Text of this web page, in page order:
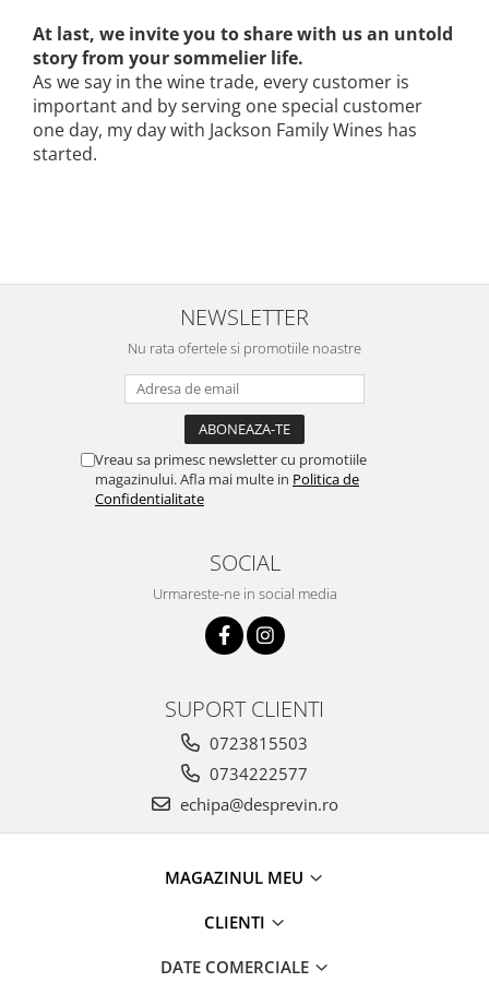
At last, we invite you to share with us an untold
story from your sommelier life.
As we say in the wine trade, every customer is
important and by serving one special customer
one day, my day with Jackson Family Wines has
started.
NEWSLETTER
Nu rata ofertele si promotiile noastre
Vreau sa primesc newsletter cu promotiile
magazinului. Afla mai multe in Politica de
Confidentialitate
SOCIAL
Urmareste-ne in social media
SUPORT CLIENTI
0723815503
0734222577
echipa@desprevin.ro
MAGAZINUL MEU
CLIENTI
DATE COMERCIALE